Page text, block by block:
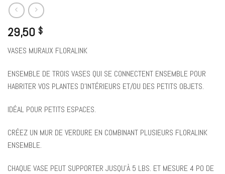
29,50 $
VASES MURAUX FLORALINK
ENSEMBLE DE TROIS VASES QUI SE CONNECTENT ENSEMBLE POUR
HABRITER VOS PLANTES D’INTÉRIEURS ET/OU DES PETITS OBJETS.
IDÉAL POUR PETITS ESPACES.
CRÉEZ UN MUR DE VERDURE EN COMBINANT PLUSIEURS FLORALINK
ENSEMBLE.
CHAQUE VASE PEUT SUPPORTER JUSQU’À 5 LBS. ET MESURE 4 PO DE